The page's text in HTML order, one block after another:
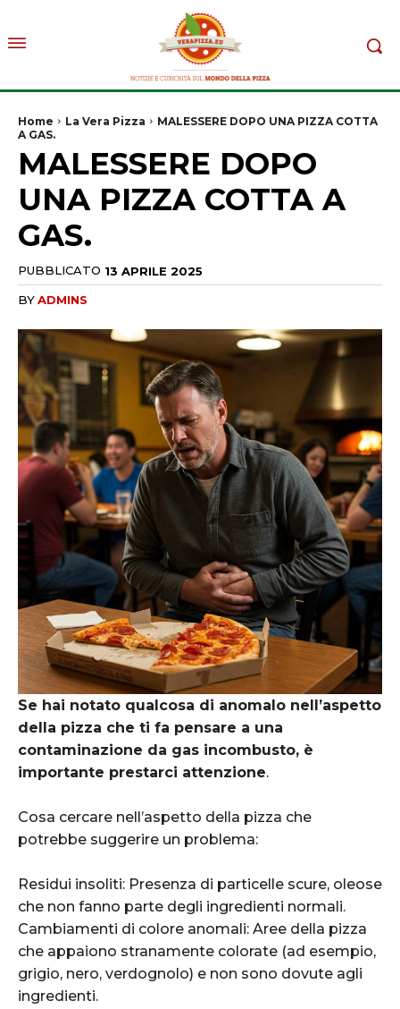
Home La Vera Pizza
MALESSERE DOPO UNA PIZZA COTTA
A GAS.
MALESSERE DOPO
UNA PIZZA COTTA A
GAS.
PUBBLICATO 13 APRILE 2025
BYADMINS
Se hai notato qualcosa di anomalo nell’aspetto
della pizza che ti fa pensare a una
contaminazione da gas incombusto, è
importante prestarci attenzione.
Cosa cercare nell’aspetto della pizza che
potrebbe suggerire un problema:
Residui insoliti: Presenza di particelle scure, oleose
che non fanno parte degli ingredienti normali.
Cambiamenti di colore anomali: Aree della pizza
che appaiono stranamente colorate (ad esempio,
grigio, nero, verdognolo) e non sono dovute agli
ingredienti.